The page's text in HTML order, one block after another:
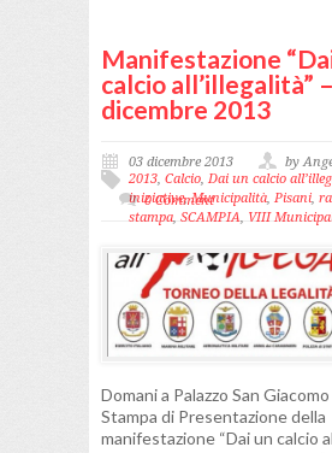
Manifestazione
calcio all’illegalità”
dicembre 2013
03 dicembre 2013
by
2013, Calcio, Dai un calcio
iniziative,Municipalità, Pisani,
stampa, SCAMPIA, VIII
0 Comment
Domani a Palazzo San
Stampa di Presentazione della
manifestazione “Dai un calcio